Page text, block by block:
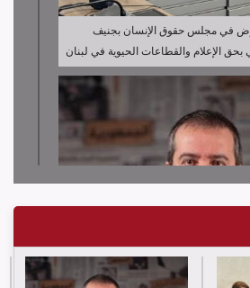
في مجلس حقوق الإنسان بجنيف
بحق الإعلام والقطاعات الحيوية في لبنان